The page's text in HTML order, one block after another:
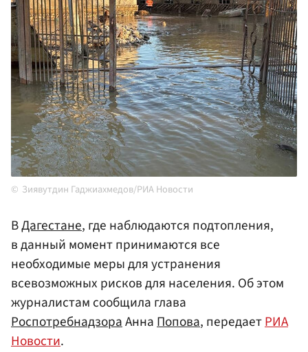
Зиявутдин Гаджиахмедов/РИА Новости
ВДагестане, где наблюдаются подтопления,
в данный момент принимаются все
необходимые меры для устранения
всевозможных рисков для населения. Об этом
журналистам сообщила глава
РоспотребнадзораАннаПопова, передаетРИА
Новости.